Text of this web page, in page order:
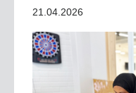
21.04.2026